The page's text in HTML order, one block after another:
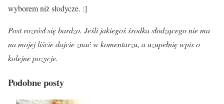
wyborem niż słodycze. :]
Post rozrósł się bardzo. Jeśli jakiegoś środka słodzącego nie ma
na mojej liście dajcie znać w komentarzu, a uzupełnię wpis o
kolejne pozycje.
Podobne posty